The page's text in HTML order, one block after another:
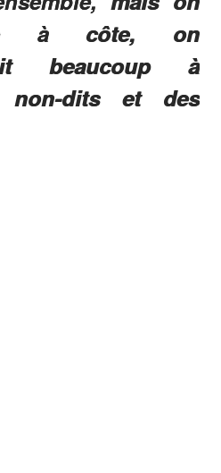
à côte, on
beaucoup à
non-dits et des